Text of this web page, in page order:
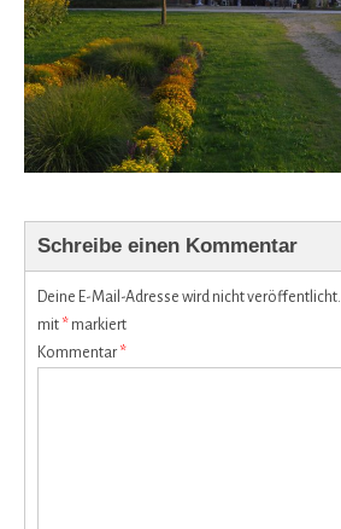
Schreibe einen Kommentar
Deine E-Mail-Adresse wird nicht veröffentlicht.
mit * markiert
Kommentar*